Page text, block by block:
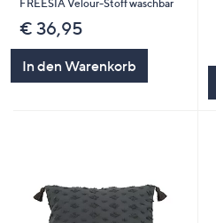
FREESIA Velour-Stoff waschbar
€ 36,95
In den Warenkorb